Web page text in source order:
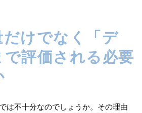
けでなく「デ
評価される必要
は不十分なのでしょうか。その理由